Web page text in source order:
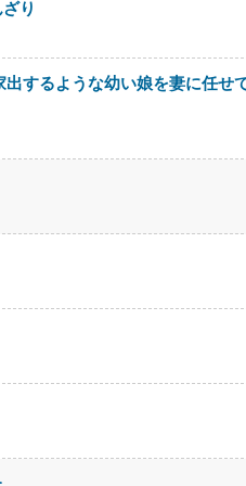
り
するような幼い娘を妻に任せ